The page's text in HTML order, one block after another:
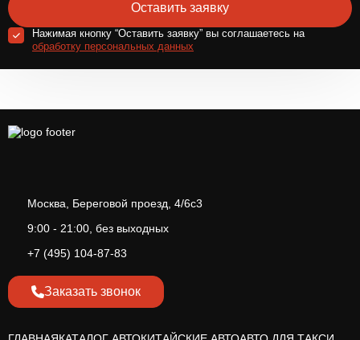
Оставить заявку
Нажимая кнопку “Оставить заявку” вы соглашаетесь на
обработку персональных данных
Москва, Береговой проезд, 4/6с3
9:00 - 21:00, без выходных
+7 (495) 104-87-83
Заказать звонок